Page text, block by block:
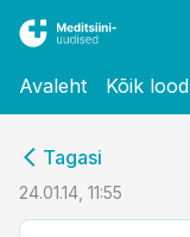
Avaleht Kõik lood
Tagasi
24.01.14, 11:55